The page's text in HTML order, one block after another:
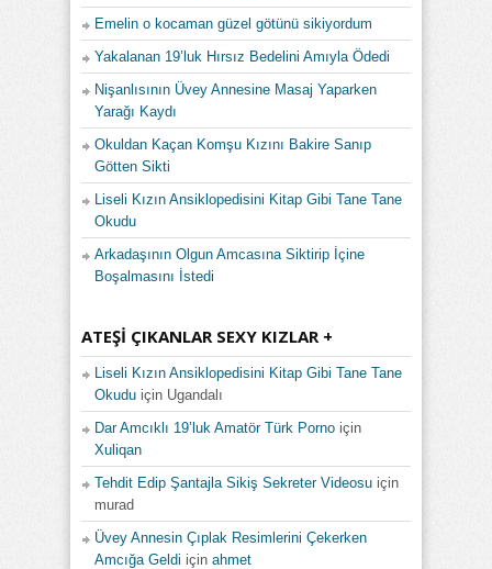
Emelin o kocaman güzel götünü sikiyordum
Yakalanan 19’luk Hırsız Bedelini Amıyla Ödedi
Nişanlısının Üvey Annesine Masaj Yaparken
Yarağı Kaydı
Okuldan Kaçan Komşu Kızını Bakire Sanıp
Götten Sikti
Liseli Kızın Ansiklopedisini Kitap Gibi Tane Tane
Okudu
Arkadaşının Olgun Amcasına Siktirip İçine
Boşalmasını İstedi
ATEŞI ÇIKANLAR SEXY KIZLAR +
Liseli Kızın Ansiklopedisini Kitap Gibi Tane Tane
Okudu için Ugandalı
Dar Amcıklı 19’luk Amatör Türk Porno için
Xuliqan
Tehdit Edip Şantajla Sikiş Sekreter Videosu için
murad
Üvey Annesin Çıplak Resimlerini Çekerken
Amcığa Geldi için ahmet